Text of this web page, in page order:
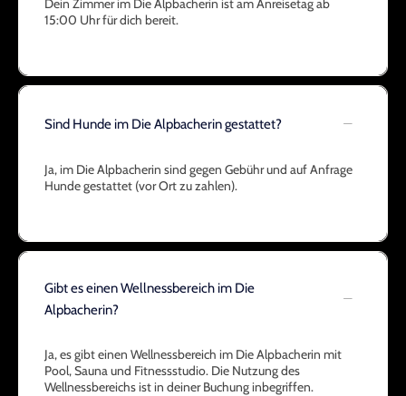
Dein Zimmer im Die Alpbacherin ist am Anreisetag ab
15:00 Uhr für dich bereit.
Sind Hunde im Die Alpbacherin gestattet?
Ja, im Die Alpbacherin sind gegen Gebühr und auf Anfrage
Hunde gestattet (vor Ort zu zahlen).
Gibt es einen Wellnessbereich im Die
Alpbacherin?
Ja, es gibt einen Wellnessbereich im Die Alpbacherin mit
Pool, Sauna und Fitnessstudio. Die Nutzung des
Wellnessbereichs ist in deiner Buchung inbegriffen.